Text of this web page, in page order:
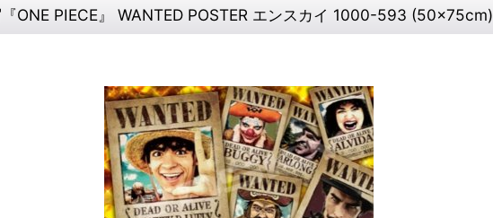
PIECE』 WANTED POSTER エンスカイ 1000-593 (50×75cm)